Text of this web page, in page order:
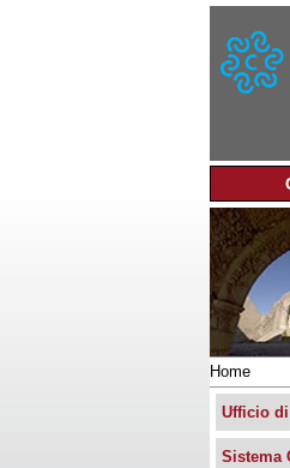
M
e
n
u
p
r
n
c
p
a
Tu
sei
qui
Home
Ufficio
Sistema